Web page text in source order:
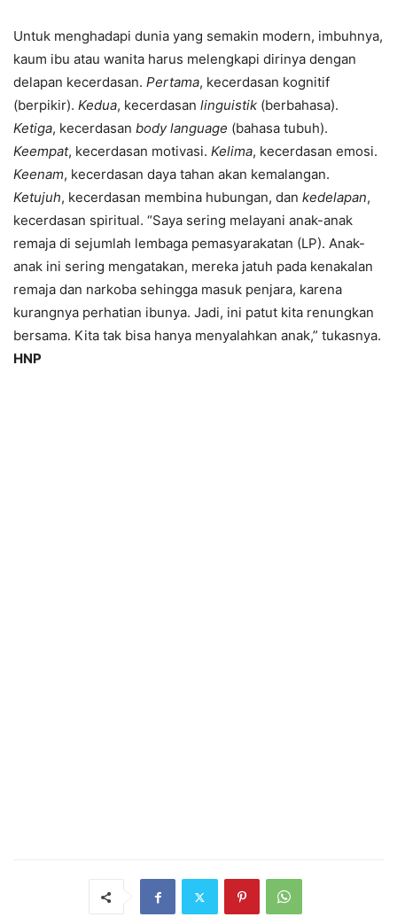
Untuk menghadapi dunia yang semakin modern, imbuhnya,
kaum ibu atau wanita harus melengkapi dirinya dengan
delapan kecerdasan. Pertama, kecerdasan kognitif
(berpikir). Kedua, kecerdasan linguistik (berbahasa).
Ketiga, kecerdasan body language (bahasa tubuh).
Keempat, kecerdasan motivasi. Kelima, kecerdasan emosi.
Keenam, kecerdasan daya tahan akan kemalangan.
Ketujuh, kecerdasan membina hubungan, dan kedelapan,
kecerdasan spiritual. “Saya sering melayani anak-anak
remaja di sejumlah lembaga pemasyarakatan (LP). Anak-
anak ini sering mengatakan, mereka jatuh pada kenakalan
remaja dan narkoba sehingga masuk penjara, karena
kurangnya perhatian ibunya. Jadi, ini patut kita renungkan
bersama. Kita tak bisa hanya menyalahkan anak,” tukasnya.
HNP